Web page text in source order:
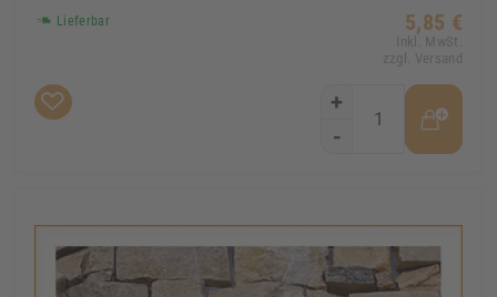
Lieferbar 5,85 €
Inkl. MwSt.
zzgl. Versand
+
-